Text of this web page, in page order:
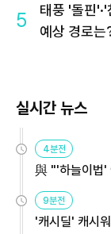
5
태풍 '돌핀
예상 경로는
실시간 뉴스
4분전
與 "'하늘이법'
9분전
'캐시딜' 캐시